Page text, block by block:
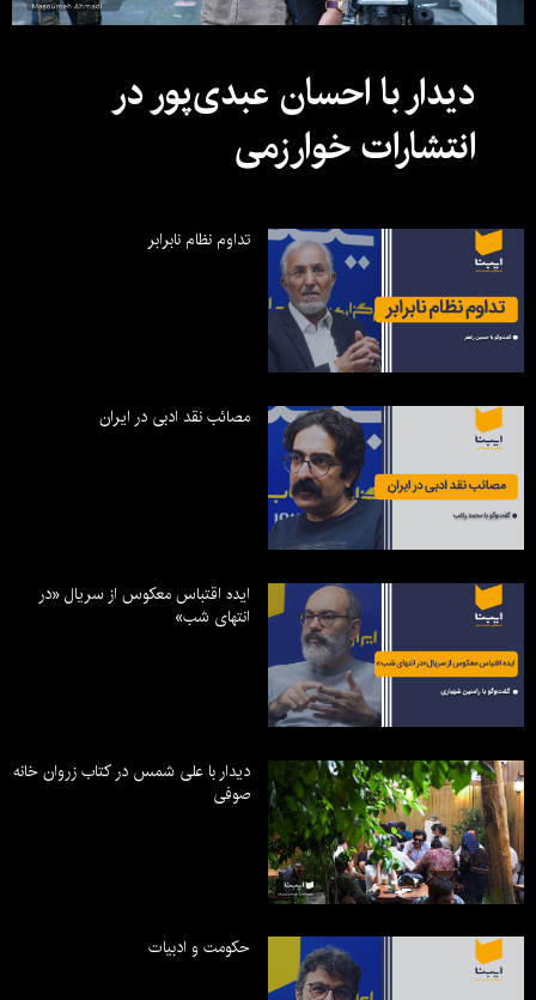
دیدار با احسان عبدی‌پور در
انتشارات خوارزمی
تداوم نظام نابرابر
مصائب نقد ادبی در ایران
ایده اقتباس معکوس از سریال «در
انتهای شب»
دیدار با علی شمس در کتاب زروان خانه
صوفی
حکومت و ادبیات